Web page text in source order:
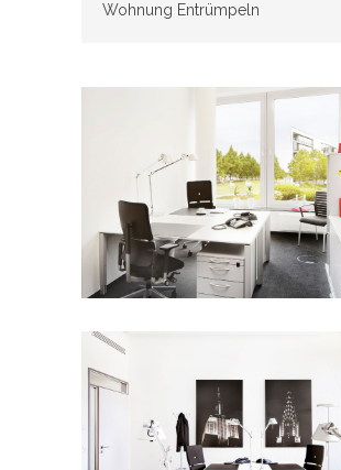
Wohnung Entrümpeln